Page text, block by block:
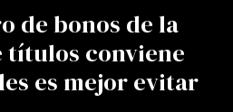
de bonos de la
títulos conviene
es mejor evitar